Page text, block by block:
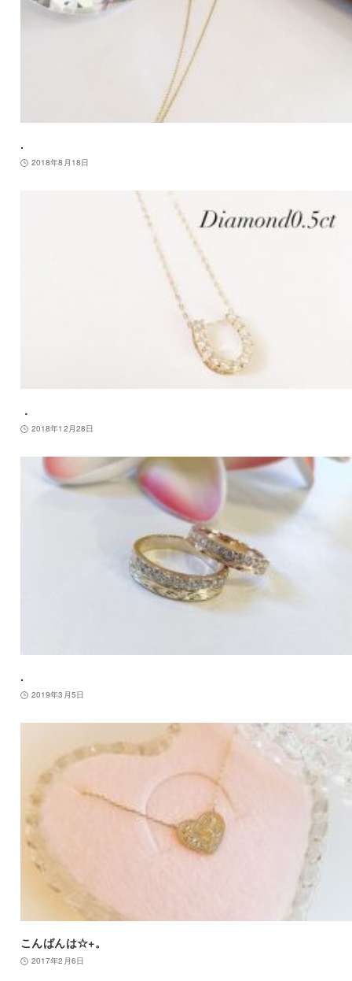
.
2018年8月18日
．
2018年12月28日
.
2019年3月5日
こんばんは☆+。
2017年2月6日